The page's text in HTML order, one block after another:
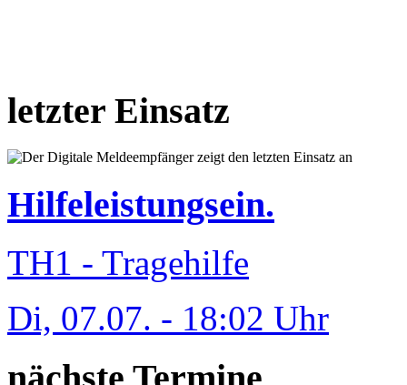
letzter Einsatz
Hilfeleistungsein.
TH1 - Tragehilfe
Di, 07.07. - 18:02 Uhr